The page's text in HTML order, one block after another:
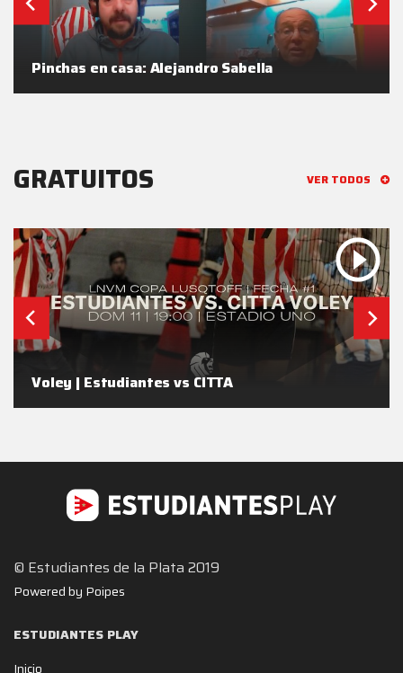
Pinchas en casa: Alejandro Sabella
GRATUITOS VER TODOS
Voley | Estudiantes vs CITTA
© Estudiantes de la Plata 2019
Powered by Poipes
ESTUDIANTES PLAY
Inicio